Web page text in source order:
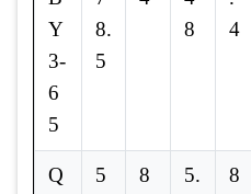
Y
3-
6
5
8.
5
8
4
Q
5
8
5.
8